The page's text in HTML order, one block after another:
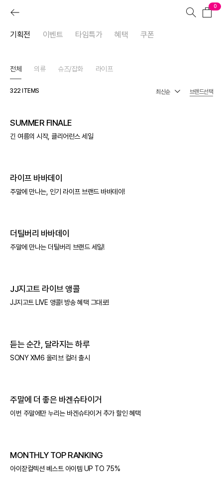
0
기획전 이벤트 타임특가 혜택 쿠폰
전체 의류 슈즈/잡화 라이프
322 ITEMS 브랜드선택
SUMMER FINALE
긴 여름의 시작, 클리어런스 세일
라이프 바바데이
주말에 만나는, 인기 라이프 브랜드 바바데이!
더틸버리 바바데이
주말에 만나는 더틸버리 브랜드 세일!
JJ지고트 라이브 앵콜
JJ지고트 LIVE 앵콜! 방송 혜택 그대로!
듣는 순간, 달라지는 하루
SONY XM6 올리브 컬러 출시
주말에 더 좋은 바겐슈타이거
이번 주말에만 누리는 바겐슈타이거 추가 할인 혜택
MONTHLY TOP RANKING
아이잗컬렉션 베스트 아이템 UP TO 75%